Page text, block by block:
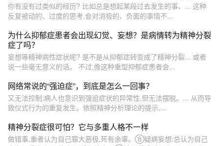
你有没有过类似的经历? 比如总是想起某段过去发生的事、... 这种
反复被动的、过度的思考,会对消极的、负面的事情不...
为什么抑郁症患者会出现幻觉、妄想？是病情转为精神分裂
症了吗？
妄想等精神病性症状呢? 是不是从抑郁症转变成了精神分裂... 或者
说一些毫无意义的话。 不过,像这种重型抑郁症患者会...
网络常说的“强迫症”，到底是怎么一回事？
又无法控制;病人也意识到强迫症状的异常性,但无法摆脱。... 从而导
致仪式行为的重复发生。依照精神分析理论的提示,...
精神分裂症很可怕？它与多重人格不一样
做错事,重者认为自己罪大恶极,死有余辜。⑧疑病妄想:总认为自己